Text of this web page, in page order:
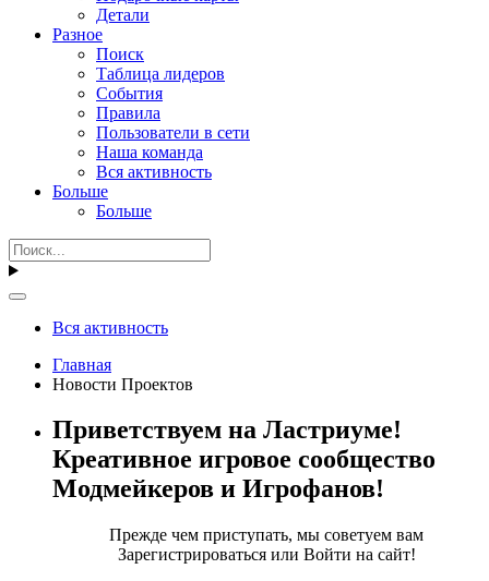
Детали
Разное
Поиск
Таблица лидеров
События
Правила
Пользователи в сети
Наша команда
Вся активность
Больше
Больше
Вся активность
Главная
Новости Проектов
Приветствуем на Ластриуме!
Креативное игровое сообщество
Модмейкеров и Игрофанов!
Прежде чем приступать, мы советуем вам
Зарегистрироваться или Войти на сайт!